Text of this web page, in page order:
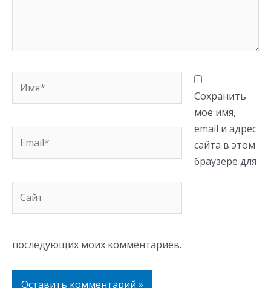
Сохранить
моё имя,
email и адрес
сайта в этом
браузере для
последующих моих комментариев.